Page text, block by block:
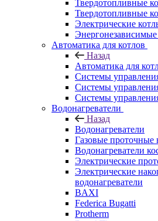
Твердотопливные
Твердотопливные
Электрические
Автоматика для котлов
Назад
Автоматика для
Системы
Системы
Системы
Водонагреватели
Назад
Водонагреватели
Газовые проточные
Водонагреватели
Электрические
Электрические
водонагреватели
BAXI
Federica Bugatti
Protherm